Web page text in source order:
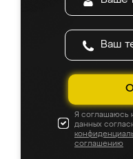
Я соглашаюсь
данных
соглашению